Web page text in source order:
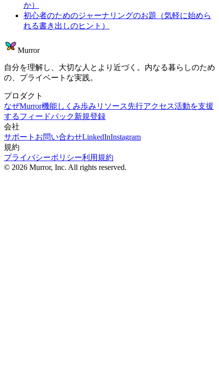
か）
初心者のためのジャーナリングのお題（気軽に始めら
れる書き出しのヒント）
Murror
自分を理解し、大切な人とより近づく。内なる暮らしのため
の、プライベートな実践。
プロダクト
なぜMurror機能しくみ歩み リソース先行アクセス活動を支援
するフィードバック新規登録
会社
サポート お問い合わせLinkedInInstagram
規約
プライバシーポリシー利用規約
© 2026 Murror, Inc. All rights reserved.